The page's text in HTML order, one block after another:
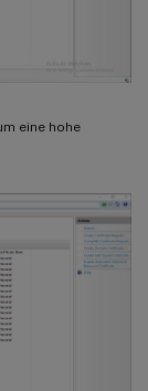
eine hohe